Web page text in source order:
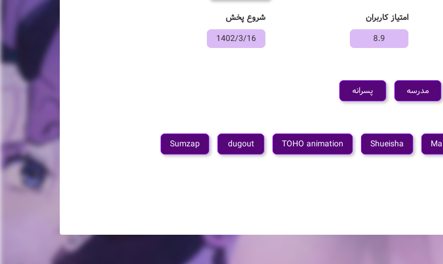
امتیاز کاربران
8.9
شروع پخش
1402/3/16
مدرسه پسرانه
Shueisha
TOHO animation
dugout
Sumzap